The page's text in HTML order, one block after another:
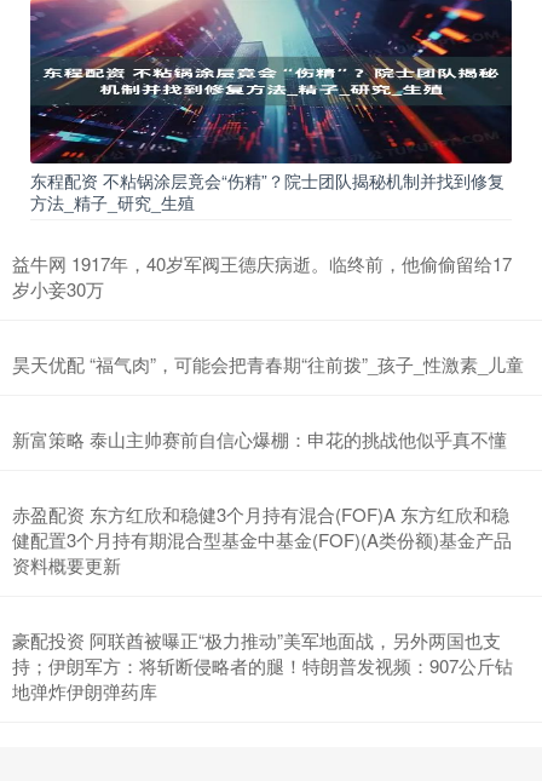
东程配资 不粘锅涂层竟会“伤精”？院士团队揭秘机制并找到修复
方法_精子_研究_生殖
益牛网 1917年，40岁军阀王德庆病逝。临终前，他偷偷留给17
岁小妾30万
昊天优配 “福气肉”，可能会把青春期“往前拨”_孩子_性激素_儿童
新富策略 泰山主帅赛前自信心爆棚：申花的挑战他似乎真不懂
赤盈配资 东方红欣和稳健3个月持有混合(FOF)A 东方红欣和稳
健配置3个月持有期混合型基金中基金(FOF)(A类份额)基金产品
资料概要更新
豪配投资 阿联酋被曝正“极力推动”美军地面战，另外两国也支
持；伊朗军方：将斩断侵略者的腿！特朗普发视频：907公斤钻
地弹炸伊朗弹药库